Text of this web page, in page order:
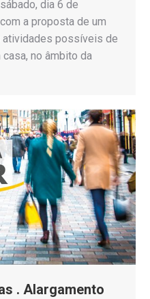
dia 6 de
a proposta de um
possíveis de
no âmbito da
. Alargamento